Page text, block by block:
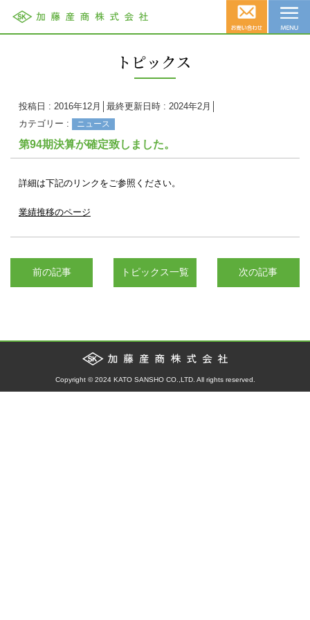
投稿日 : 2016年12月│最終更新日時 : 2024年2月│
カテゴリー :
ニュース
第94期決算が確定致しました。
詳細は下記のリンクをご参照ください。
業績推移のページ
トピックス一覧 次の記事
前の記事
Copyright © 2024 KATO SANSHO CO.,LTD. All rights reserved.